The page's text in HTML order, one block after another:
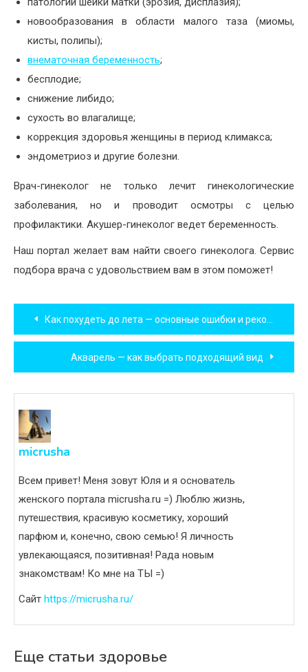
новообразования в области малого таза (миомы,
кисты, полипы);
внематочная беременность;
бесплодие;
снижение либидо;
сухость во влагалище;
коррекция здоровья женщины в период климакса;
эндометриоз и другие болезни.
Врач-гинеколог не только лечит гинекологические
заболевания, но и проводит осмотры с целью
профилактики. Акушер-гинеколог ведет беременность.
Наш портал желает вам найти своего гинеколога. Сервис
подбора врача с удовольствием вам в этом поможет!
Навигация
по
записям
Как похудеть до летa — основные ошибки и рекомендации
Акварель — как выбрать подходящий вид
micrusha
Всем привет! Меня зовут Юля и я основатель
женского портала micrusha.ru =) Люблю жизнь,
путешествия, красивую косметику, хороший
парфюм и, конечно, свою семью! Я личность
увлекающаяся, позитивная! Рада новым
знакомствам! Ко мне на ТЫ =)
Сайт https://micrusha.ru/
Еще статьи здоровье